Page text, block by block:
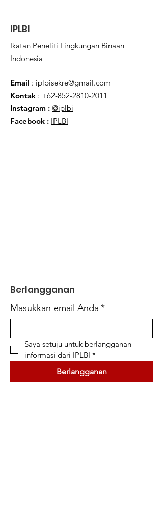
IPLBI
Ikatan Peneliti Lingkungan Binaan
Indonesia
Email : iplbisekre@gmail.com
Kontak : +62-852-2810-2011
Instagram : @iplbi
Facebook : IPLBI
Berlangganan
Masukkan email Anda *
Saya setuju untuk berlangganan
informasi dari IPLBI *
Berlangganan